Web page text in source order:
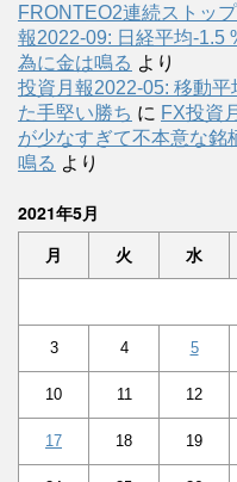
FRONTEO2連続ストッ
報2022-09: 日経平均-1.5
為に金は鳴る より
投資月報2022-05: 移動
た手堅い勝ち に FX投資
が少なすぎて不本意な銘
鳴る より
2021年5月
月 火 水
3 4 5
10 11 12
17 18 19